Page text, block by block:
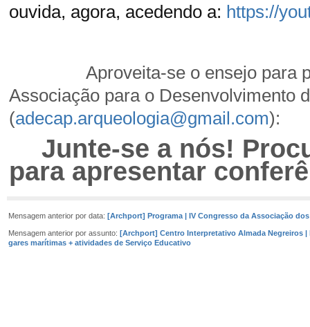
ouvida, agora, acedendo a: https://
Aproveita-se o ensejo para
Associação para o Desenvolvimento
(adecap.arqueologia@gmail.com):
Junte-se a nós!
para apresentar
Mensagem anterior por data: [Archport] Programa | IV Congresso da Associação
Mensagem anterior por assunto: [Archport] Centro Interpretativo Almada Negreiros |
gares marítimas + atividades de Serviço Educativo